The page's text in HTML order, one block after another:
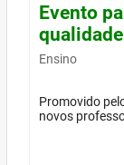
Evento
Ensino
Promovido
novos